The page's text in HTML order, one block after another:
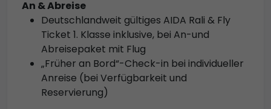
An & Abreise
Deutschlandweit gültiges AIDA Rali & Fly
Ticket 1. Klasse inklusive, bei An-und
Abreisepaket mit Flug
„Früher an Bord“-Check-in bei individueller
Anreise (bei Verfügbarkeit und
Reservierung)